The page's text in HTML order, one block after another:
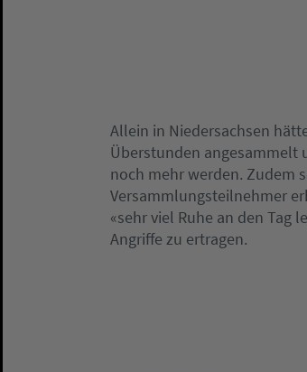
Allein in Niedersachsen
Überstunden angesammelt
noch mehr werden. Zudem
Versammlungsteilnehmer
«sehr viel Ruhe an den Tag
Angriffe zu ertragen.